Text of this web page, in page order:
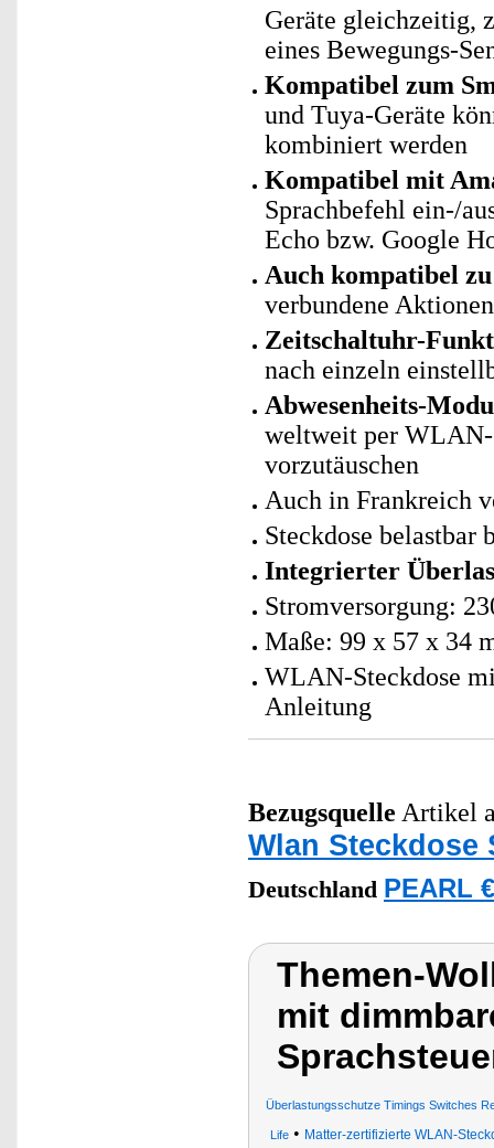
Geräte gleichzeitig,
eines Bewegungs-
Kompatibel zum
und Tuya-Geräte
kombiniert werden
Kompatibel mit
Sprachbefehl ein-/
Echo bzw. Google
Auch kompatibel
verbundene
Zeitschaltuhr-
nach einzeln
Abwesenheits-
weltweit per WLAN-
vorzutäuschen
Auch in Frankreich
Steckdose belastbar
Integrierter
Stromversorgung:
Maße: 99 x 57 x 34
WLAN-Steckdose
Anleitung
Bezugsquelle Artikel
Wlan Steckdose
Deutschland PEARL
Themen-
mit
Überlastungsschutze Timings Switches
Life• Matter-zertifizierte WLAN-